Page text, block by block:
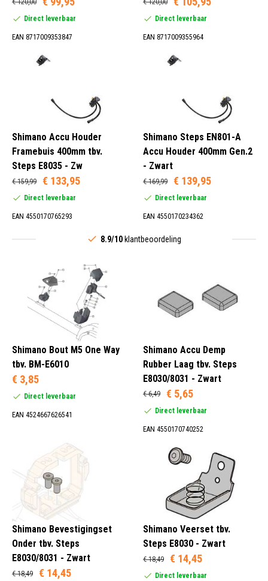
€ 120,00
Direct leverbaar
EAN 8717009353847
€ 120,00
Direct leverbaar
EAN 8717009355964
Shimano Accu Houder
Framebuis 400mm tbv.
Steps E8035 - Zw
€ 159,99 € 133,95
Direct leverbaar
EAN 4550170765293
Shimano Steps EN801-A
Accu Houder 400mm Gen.2
- Zwart
€ 169,99 € 139,95
Direct leverbaar
EAN 4550170234362
8.9/10 klantbeoordeling
Shimano Bout M5 One Way
tbv. BM-E6010
€ 3,85
Direct leverbaar
EAN 4524667626541
Shimano Accu Demp
Rubber Laag tbv. Steps
E8030/8031 - Zwart
€ 6,49 € 5,65
Direct leverbaar
EAN 4550170740252
Shimano Bevestigingset
Onder tbv. Steps
E8030/8031 - Zwart
€ 18,49 € 14,45
Shimano Veerset tbv.
Steps E8030 - Zwart
€ 18,49 € 14,45
Direct leverbaar